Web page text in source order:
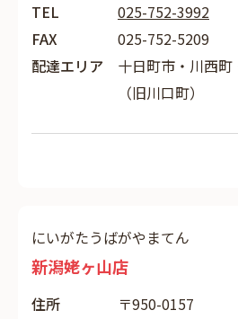
TEL
025-752-3992
FAX
025-752-5209
配達エリア
十日町市・川西
（旧川口町）
にいがたうばがやまてん
新潟姥ヶ山店
住所
〒950-0157